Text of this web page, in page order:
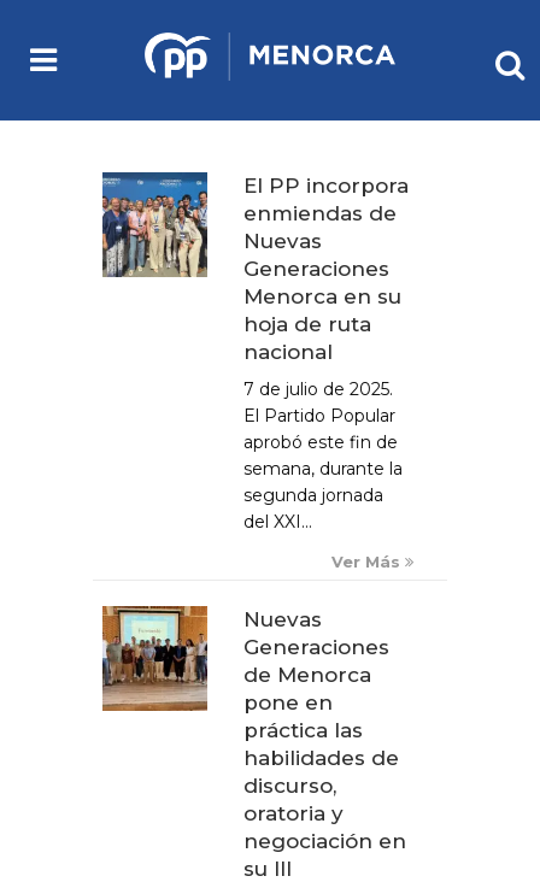
El PP incorpora
enmiendas de
Nuevas
Generaciones
Menorca en su
hoja de ruta
nacional
7 de julio de 2025.
El Partido Popular
aprobó este fin de
semana, durante la
segunda jornada
del XXI...
Ver Más
Nuevas
Generaciones
de Menorca
pone en
práctica las
habilidades de
discurso,
oratoria y
negociación en
su III